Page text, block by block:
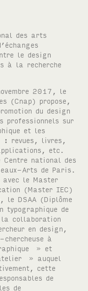
des arts
le design
à la recherche
2017, le
(Cnap) propose,
du design
professionnels sur
et les
: revues, livres,
etc.
national des
Arts de Paris.
le Master
(Master IEC)
le DSAA (Diplôme
typographique de
la collaboration
en design,
à
» et
» auquel
cette
de
de